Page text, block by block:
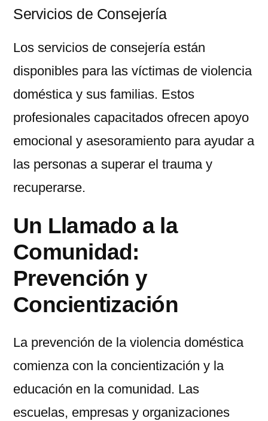
Servicios de Consejería
Los servicios de consejería están
disponibles para las víctimas de violencia
doméstica y sus familias. Estos
profesionales capacitados ofrecen apoyo
emocional y asesoramiento para ayudar a
las personas a superar el trauma y
recuperarse.
Un Llamado a la
Comunidad:
Prevención y
Concientización
La prevención de la violencia doméstica
comienza con la concientización y la
educación en la comunidad. Las
escuelas, empresas y organizaciones